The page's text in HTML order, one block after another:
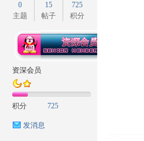
0
主题
15
帖子
725
积分
资深会员
积分 725
发消息